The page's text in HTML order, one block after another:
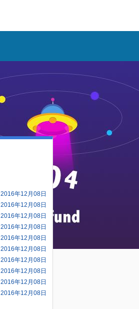
2016年12月08日
2016年12月08日
2016年12月08日
2016年12月08日
2016年12月08日
2016年12月08日
2016年12月08日
2016年12月08日
2016年12月08日
2016年12月08日